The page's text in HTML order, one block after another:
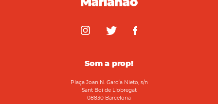
Som a prop!
Plaça Joan N. García Nieto, s/n
Sant Boi de Llobregat
08830 Barcelona